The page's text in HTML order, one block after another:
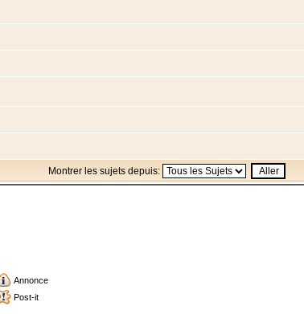
Montrer les sujets depuis:
Annonce
Post-it